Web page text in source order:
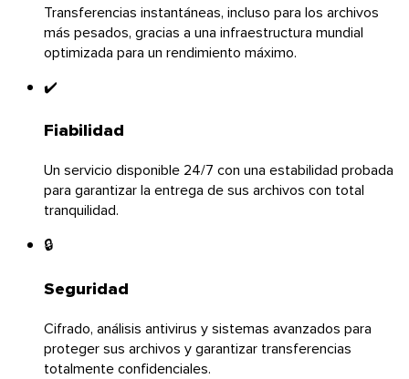
iOS
Android
Extensiones
Transferencias instantáneas, incluso para los archivos
más pesados, gracias a una infraestructura mundial
optimizada para un rendimiento máximo.
✔️
Fiabilidad
Un servicio disponible 24/7 con una estabilidad probada
para garantizar la entrega de sus archivos con total
tranquilidad.
🔒
Seguridad
Cifrado, análisis antivirus y sistemas avanzados para
proteger sus archivos y garantizar transferencias
totalmente confidenciales.